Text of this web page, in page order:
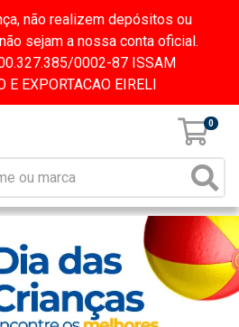
não realizem depósitos ou
sejam a nossa conta oficial.
0002-87 ISSAM
E EXPORTACAO EIRELI
0